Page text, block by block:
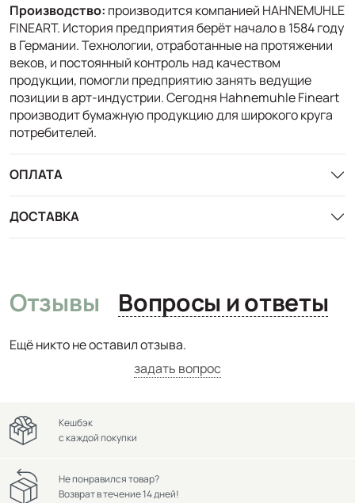
Производство: производится компанией HAHNEMUHLE
FINEART. История предприятия берёт начало в 1584 году
в Германии. Технологии, отработанные на протяжении
веков, и постоянный контроль над качеством
продукции, помогли предприятию занять ведущие
позиции в арт-индустрии. Сегодня Hahnemuhle Fineart
производит бумажную продукцию для широкого круга
потребителей.
ОПЛАТА
ДОСТАВКА
Отзывы Вопросы и ответы
Ещё никто не оставил отзыва.
задать вопрос
Кешбэк
с каждой покупки
Не понравился товар?
Возврат в течение 14 дней!